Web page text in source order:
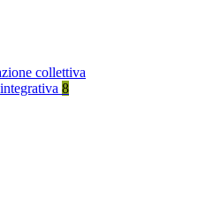
collettiva
8